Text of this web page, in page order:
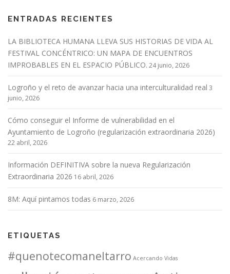
ENTRADAS RECIENTES
LA BIBLIOTECA HUMANA LLEVA SUS HISTORIAS DE VIDA AL
FESTIVAL CONCÉNTRICO: UN MAPA DE ENCUENTROS
IMPROBABLES EN EL ESPACIO PÚBLICO. 24 junio, 2026
Logroño y el reto de avanzar hacia una interculturalidad real 3
junio, 2026
Cómo conseguir el Informe de vulnerabilidad en el
Ayuntamiento de Logroño (regularización extraordinaria 2026)
22 abril, 2026
Información DEFINITIVA sobre la nueva Regularización
Extraordinaria 2026 16 abril, 2026
8M: Aquí pintamos todas 6 marzo, 2026
ETIQUETAS
#quenotecomaneltarro Acercando Vidas